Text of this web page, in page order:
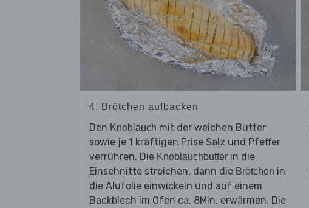
4. Brötchen aufbacken
Den Knoblauch mit der weichen Butter
sowie je 1 kräftigen Prise Salz und Pfeffer
verrühren. Die Knoblauchbutter in die
Einschnitte streichen, dann die Brötchen in
die Alufolie einwickeln und auf einem
Backblech im Ofen ca. 8Min. erwärmen. Die